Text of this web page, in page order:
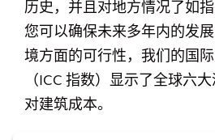
历史，并且对地方情况了如指
您可以确保未来多年内的发
境方面的可行性，我们的国
（ICC 指数）显示了全球六
对建筑成本。